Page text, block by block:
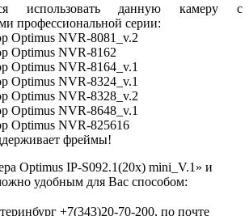
использовать данную камеру с
профессиональной серии:
Optimus NVR-8081_v.2
Optimus NVR-8162
Optimus NVR-8164_v.1
Optimus NVR-8324_v.1
Optimus NVR-8328_v.2
Optimus NVR-8648_v.1
Optimus NVR-825616
фреймы!
Optimus IP-S092.1(20x) mini_V.1» и
удобным для Вас способом:
+7(343)20-70-200, по почте